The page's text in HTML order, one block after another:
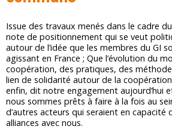
Issue des travaux menés dans le cadre
note de positionnement qui se veut
autour de l’idée que les membres du GI
agissant en France ; Que l’évolution du
coopération, des pratiques, des
lien de solidarité autour de la
enfin, dit notre engagement aujourd’hui
nous sommes prêts à faire à la fois au
d’autres acteurs qui seraient en capacité
alliances avec nous.